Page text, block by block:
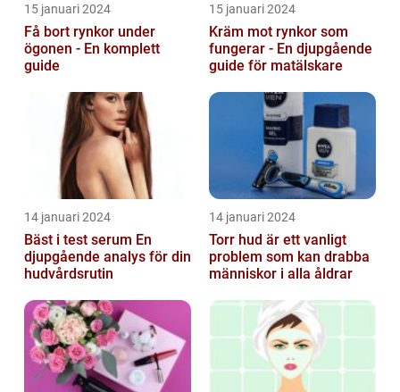
15 januari 2024
Få bort rynkor under
ögonen - En komplett
guide
15 januari 2024
Kräm mot rynkor som
fungerar - En djupgående
guide för matälskare
14 januari 2024
Bäst i test serum En
djupgående analys för din
hudvårdsrutin
14 januari 2024
Torr hud är ett vanligt
problem som kan drabba
människor i alla åldrar